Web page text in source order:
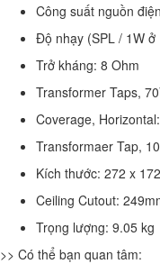
Công suất nguồn
Độ nhạy (SPL / 1W ở
Trở kháng: 8 Ohm
Transformer Taps,
Coverage,
Transformaer Tap,
Kích thước: 272 x
Ceiling Cutout:
Trọng lượng: 9.05 kg
>> Có thể bạn quan tâm: